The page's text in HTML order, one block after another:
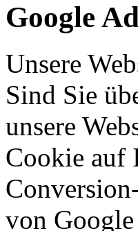
Google
Unsere
Sind Sie
unsere
Cookie auf
von